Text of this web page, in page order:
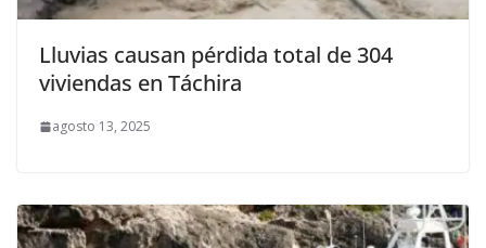
Lluvias causan pérdida total de 304
viviendas en Táchira
agosto 13, 2025